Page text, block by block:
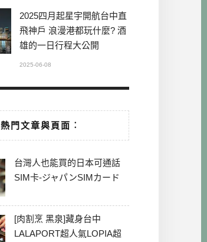
2025四月起星宇開航台中直
飛神戶 浪漫港都玩什麼? 酒
雄的一日行程大公開
2025-06-08
熱門文章與頁面︰
台灣人也能買的日本可通話
SIM卡-ジャパンSIMカード
[肉割烹 黑泉]藏身台中
LALAPORT超人氣LOPIA超